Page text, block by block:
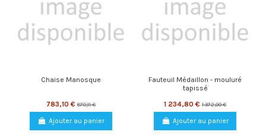
Chaise Manosque
783,10 € 870,11 €
Ajouter au panier
Fauteuil Médaillon - mouluré
tapissé
1 234,80 € 1 372,00 €
Ajouter au panier